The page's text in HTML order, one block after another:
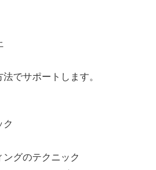
でサポートします。
ク
ングのテクニック